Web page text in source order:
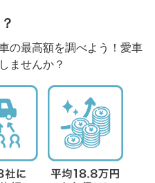
の最高額を調べよう！愛車
ませんか？